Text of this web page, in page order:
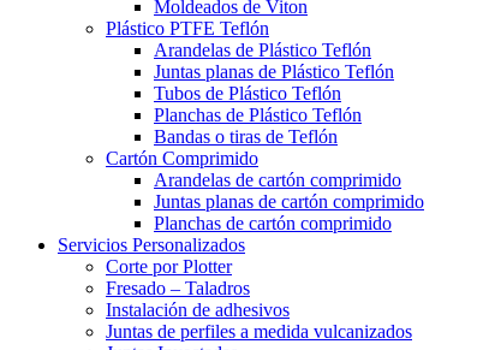
Moldeados de Viton
Plástico PTFE Teflón
Arandelas de Plástico Teflón
Juntas planas de Plástico Teflón
Tubos de Plástico Teflón
Planchas de Plástico Teflón
Bandas o tiras de Teflón
Cartón Comprimido
Arandelas de cartón comprimido
Juntas planas de cartón comprimido
Planchas de cartón comprimido
Servicios Personalizados
Corte por Plotter
Fresado – Taladros
Instalación de adhesivos
Juntas de perfiles a medida vulcanizados